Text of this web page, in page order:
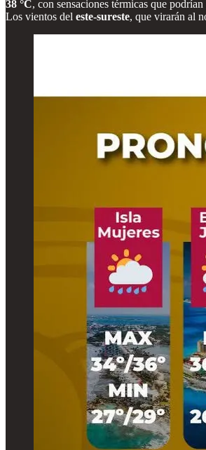
38 °C, con sensaciones térmicas que
Los vientos del este-sureste, que virarán al